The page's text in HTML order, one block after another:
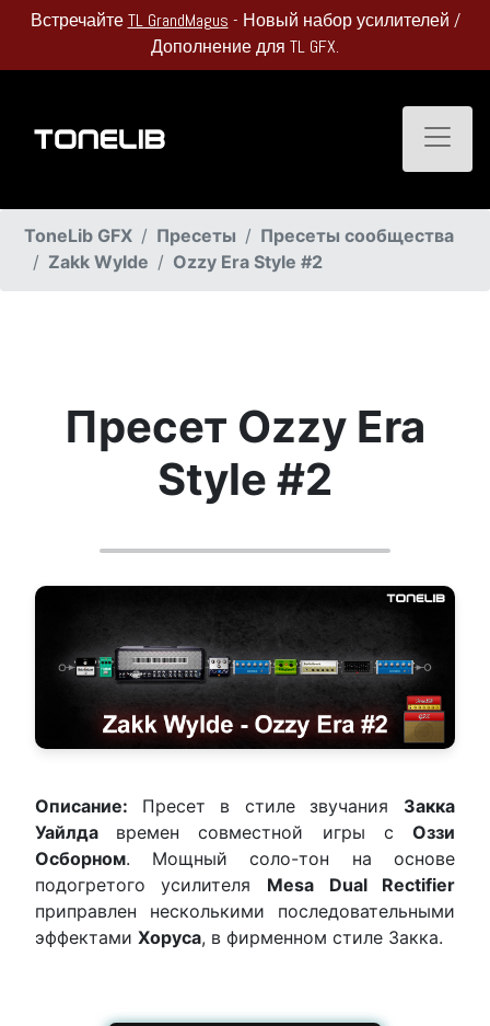
ВстречайтеTL GrandMagus - Новый набор усилителей /
Дополнение для TL GFX.
ToneLib GFX Пресеты
Пресеты сообщества
Zakk Wylde
Ozzy Era Style #2
Пресет Ozzy Era
Style #2
Описание: Пресет в стиле звучания Закка
Уайлда времен совместной игры сОззи
Осборном. Мощный соло-тон на основе
подогретого усилителя Mesa Dual Rectifier
приправлен несколькими последовательными
эффектами Хоруса, в фирменном стиле Закка.